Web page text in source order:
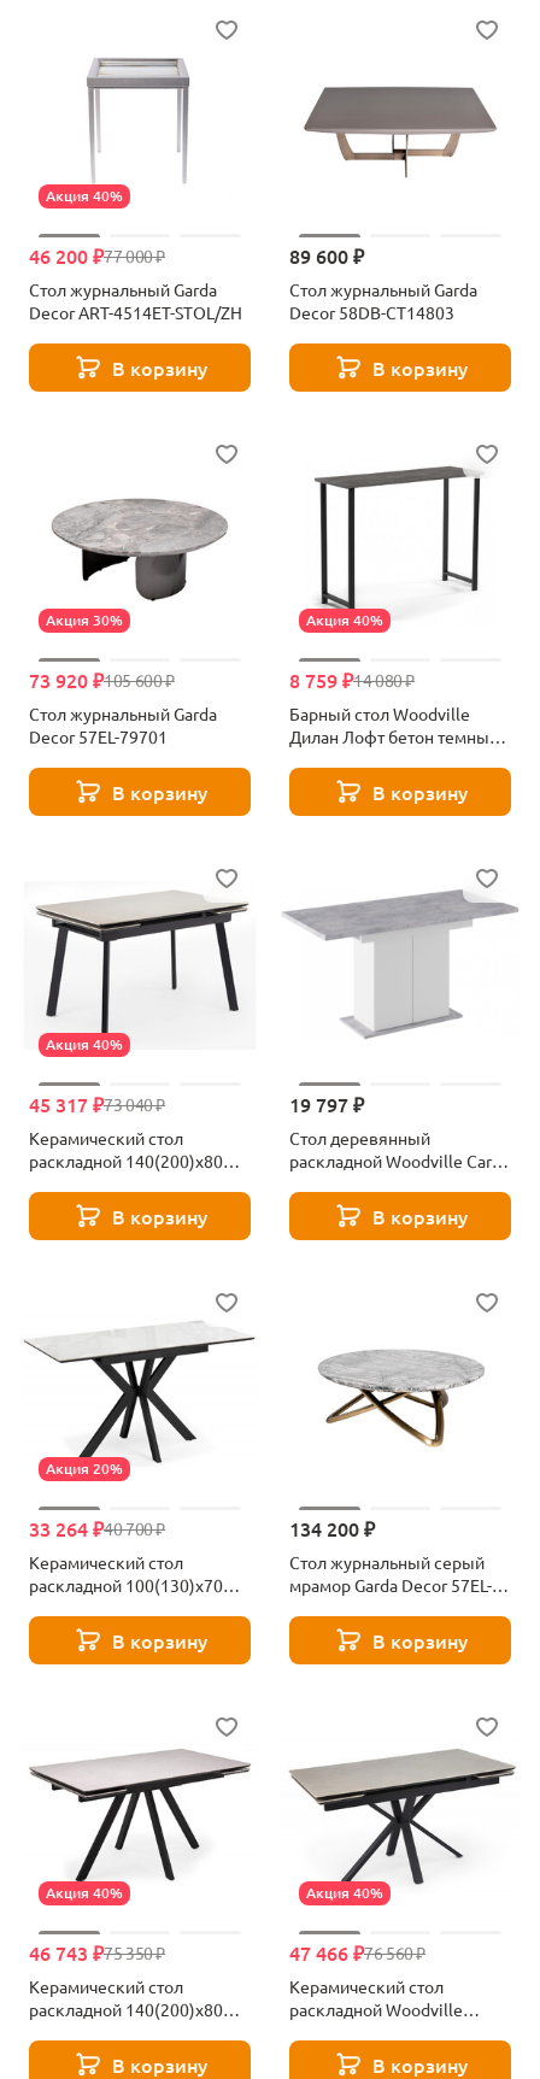
Акция 40%
77 000 ₽
46 200 ₽
Стол журнальный Garda
Decor ART-4514ET-STOL/ZH
В корзину
89 600 ₽
Стол журнальный Garda
Decor 58DB-CT14803
В корзину
Акция 30%
105 600 ₽
73 920 ₽
Стол журнальный Garda
Decor 57EL-79701
В корзину
Акция 40%
14 080 ₽
8 759 ₽
Барный стол Woodville
Дилан Лофт бетон темный
В корзину
Акция 40%
73 040 ₽
45 317 ₽
Керамический стол
раскладной 140(200)х80
light grey / черный 625826
В корзину
19 797 ₽
Стол деревянный
раскладной Woodville Carla
629332
В корзину
Акция 20%
40 700 ₽
33 264 ₽
Керамический стол
раскладной 100(130)x70
(yb9020022bg) / черный
631621
В корзину
134 200 ₽
Стол журнальный серый
мрамор Garda Decor 57EL-
В корзину
Акция 40%
75 350 ₽
46 743 ₽
Керамический стол
раскладной 140(200)х80
черный 625828В корзину
Акция 40%
76 560 ₽
47 466 ₽
Керамический стол
раскладной Woodville
carmen light grey / черный
В корзину